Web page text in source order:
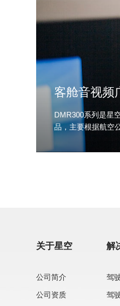
客舱音视频
DMR300系列是星
品，主要根据航空
关于星空
公司简介
公司资质
解
驾
驾